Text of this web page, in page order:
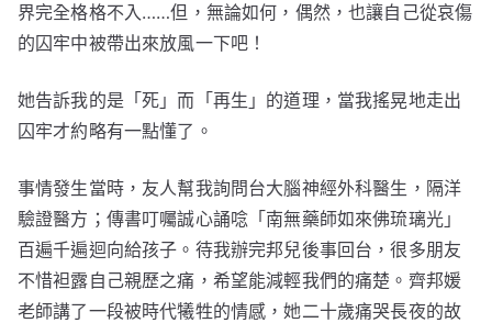
界完全格格不入……但，無論如何，偶然，也讓自己從哀傷
的囚牢中被帶出來放風一下吧！
她告訴我的是「死」而「再生」的道理，當我搖晃地走出
囚牢才約略有一點懂了。
事情發生當時，友人幫我詢問台大腦神經外科醫生，隔洋
驗證醫方；傳書叮囑誠心誦唸「南無藥師如來佛琉璃光」
百遍千遍迴向給孩子。待我辦完邦兒後事回台，很多朋友
不惜袒露自己親歷之痛，希望能減輕我們的痛楚。齊邦媛
老師講了一段被時代犧牲的情感，她二十歲痛哭長夜的故